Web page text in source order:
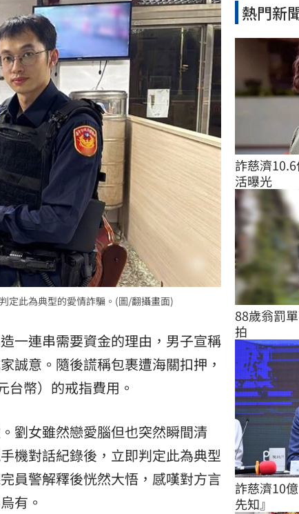
定此為典型的愛情詐騙。(圖/翻攝畫面)
一連串需要資金的理由，男子宣稱
誠意。隨後謊稱包裹遭海關扣押，
台幣）的戒指費用。
劉女雖然戀愛腦但也突然瞬間清
機對話紀錄後，立即判定此為典型
員警解釋後恍然大悟，感嘆對方言
有。
熱門新
詐慈濟
活曝光
88歲翁罰
拍
詐慈濟10
先知』